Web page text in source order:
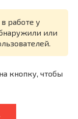
работе у
или
кнопку, чтобы